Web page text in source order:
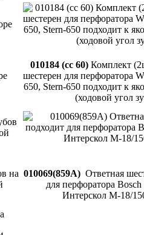
010184 (сс 60) Комплект
шестерен для перфоратора
650, Stern-650 подходит к
(ходовой угол
на 010069(859A) Ответная
для перфоратора
Интерскол M-18/